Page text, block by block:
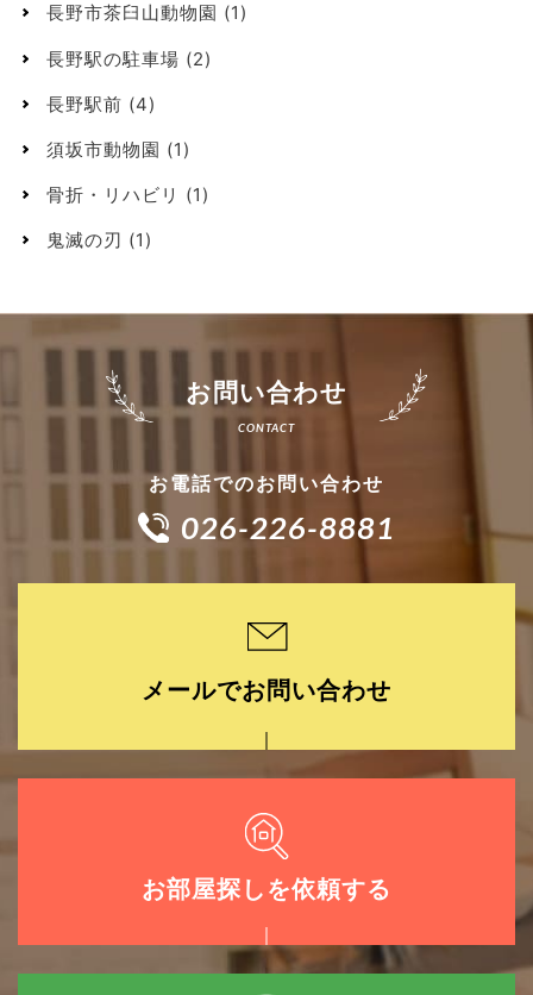
長野市茶臼山動物園 (1)
長野駅の駐車場 (2)
長野駅前 (4)
須坂市動物園 (1)
骨折・リハビリ (1)
鬼滅の刃 (1)
お問い合わせ
お電話でのお問い合わせ
026-226-8881
メールでお問い合わせ
お部屋探しを依頼する